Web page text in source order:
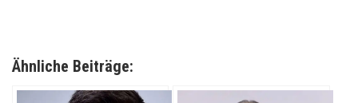
Ähnliche Beiträge: